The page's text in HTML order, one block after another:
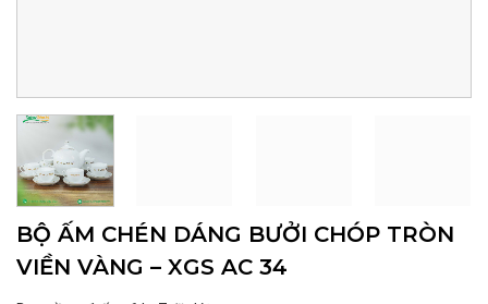
BỘ ẤM CHÉN DÁNG BƯỞI CHÓP TRÒN
VIỀN VÀNG – XGS AC 34